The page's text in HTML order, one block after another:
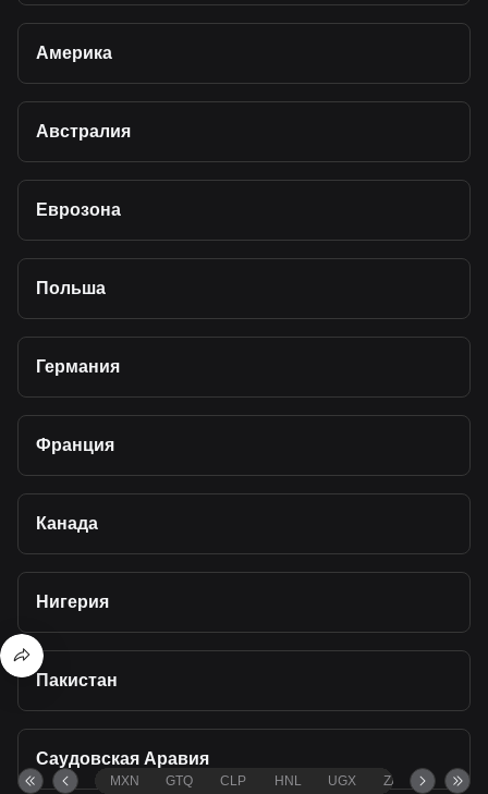
Америка
Австралия
Еврозона
Польша
Германия
Франция
Канада
Нигерия
Пакистан
Саудовская Аравия
MXN GTQ CLP HNL UGX ZAR TND